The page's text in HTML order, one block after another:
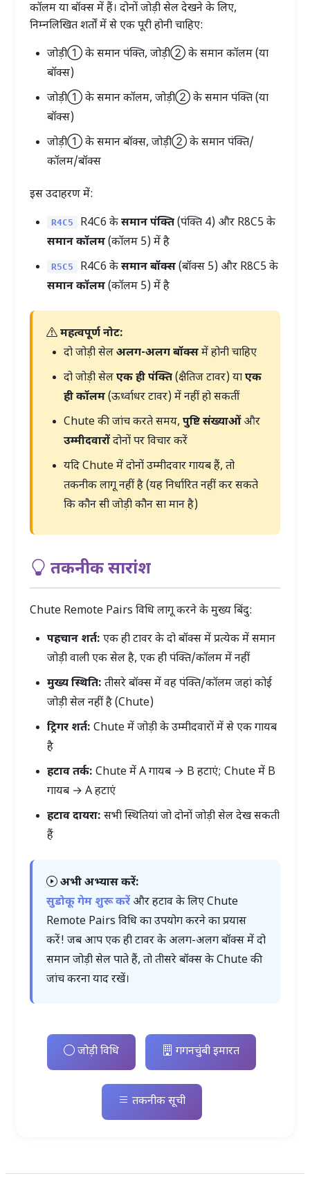
कॉलम या बॉक्स में हैं। दोनों जोड़ी सेल देखने के लिए,
निम्नलिखित शर्तों में से एक पूरी होनी चाहिए:
जोड़ी① के समान पंक्ति, जोड़ी② के समान कॉलम (या
बॉक्स)
जोड़ी① के समान कॉलम, जोड़ी② के समान पंक्ति (या
बॉक्स)
जोड़ी① के समान बॉक्स, जोड़ी② के समान पंक्ति/
कॉलम/बॉक्स
इस उदाहरण में:
R4C5 R4C6 केसमान पंक्ति(पंक्ति 4) और R8C5 के
समान कॉलम(कॉलम 5) में है
R5C5 R4C6 केसमान बॉक्स(बॉक्स 5) और R8C5 के
समान कॉलम(कॉलम 5) में है
महत्वपूर्ण नोट:
दो जोड़ी सेलअलग-अलग बॉक्समें होनी चाहिए
दो जोड़ी सेलएक ही पंक्ति(क्षैतिज टावर) याएक
ही कॉलम(ऊर्ध्वाधर टावर) में नहीं हो सकतीं
Chute की जांच करते समय, पुष्टि संख्याओंऔर
उम्मीदवारोंदोनों पर विचार करें
यदि Chute में दोनों उम्मीदवार गायब हैं, तो
तकनीक लागू नहीं है (यह निर्धारित नहीं कर सकते
कि कौन सी जोड़ी कौन सा मान है)
तकनीक सारांश
Chute Remote Pairs विधि लागू करने के मुख्य बिंदु:
पहचान शर्त: एक ही टावर के दो बॉक्स में प्रत्येक में समान
जोड़ी वाली एक सेल है, एक ही पंक्ति/कॉलम में नहीं
मुख्य स्थिति: तीसरे बॉक्स में वह पंक्ति/कॉलम जहां कोई
जोड़ी सेल नहीं है (Chute)
ट्रिगर शर्त: Chute में जोड़ी के उम्मीदवारों में से एक गायब
है
हटाव तर्क: Chute में A गायब → B हटाएं; Chute में B
गायब → A हटाएं
हटाव दायरा: सभी स्थितियां जो दोनों जोड़ी सेल देख सकती
हैं
अभी अभ्यास करें:
सुडोकू गेम शुरू करें और हटाव के लिए Chute
Remote Pairs विधि का उपयोग करने का प्रयास
करें! जब आप एक ही टावर के अलग-अलग बॉक्स में दो
समान जोड़ी सेल पाते हैं, तो तीसरे बॉक्स के Chute की
जांच करना याद रखें।
जोड़ी विधि गगनचुंबी इमारत
तकनीक सूची